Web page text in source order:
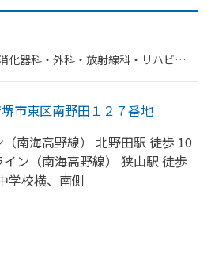
化器科・​外科・​放射線科・​リハビリ
市東区南野田１２７番地
（南海高野線）
北野田駅 徒歩 10
イン （南海高野線）
狭山駅 徒歩
学校横、 南側